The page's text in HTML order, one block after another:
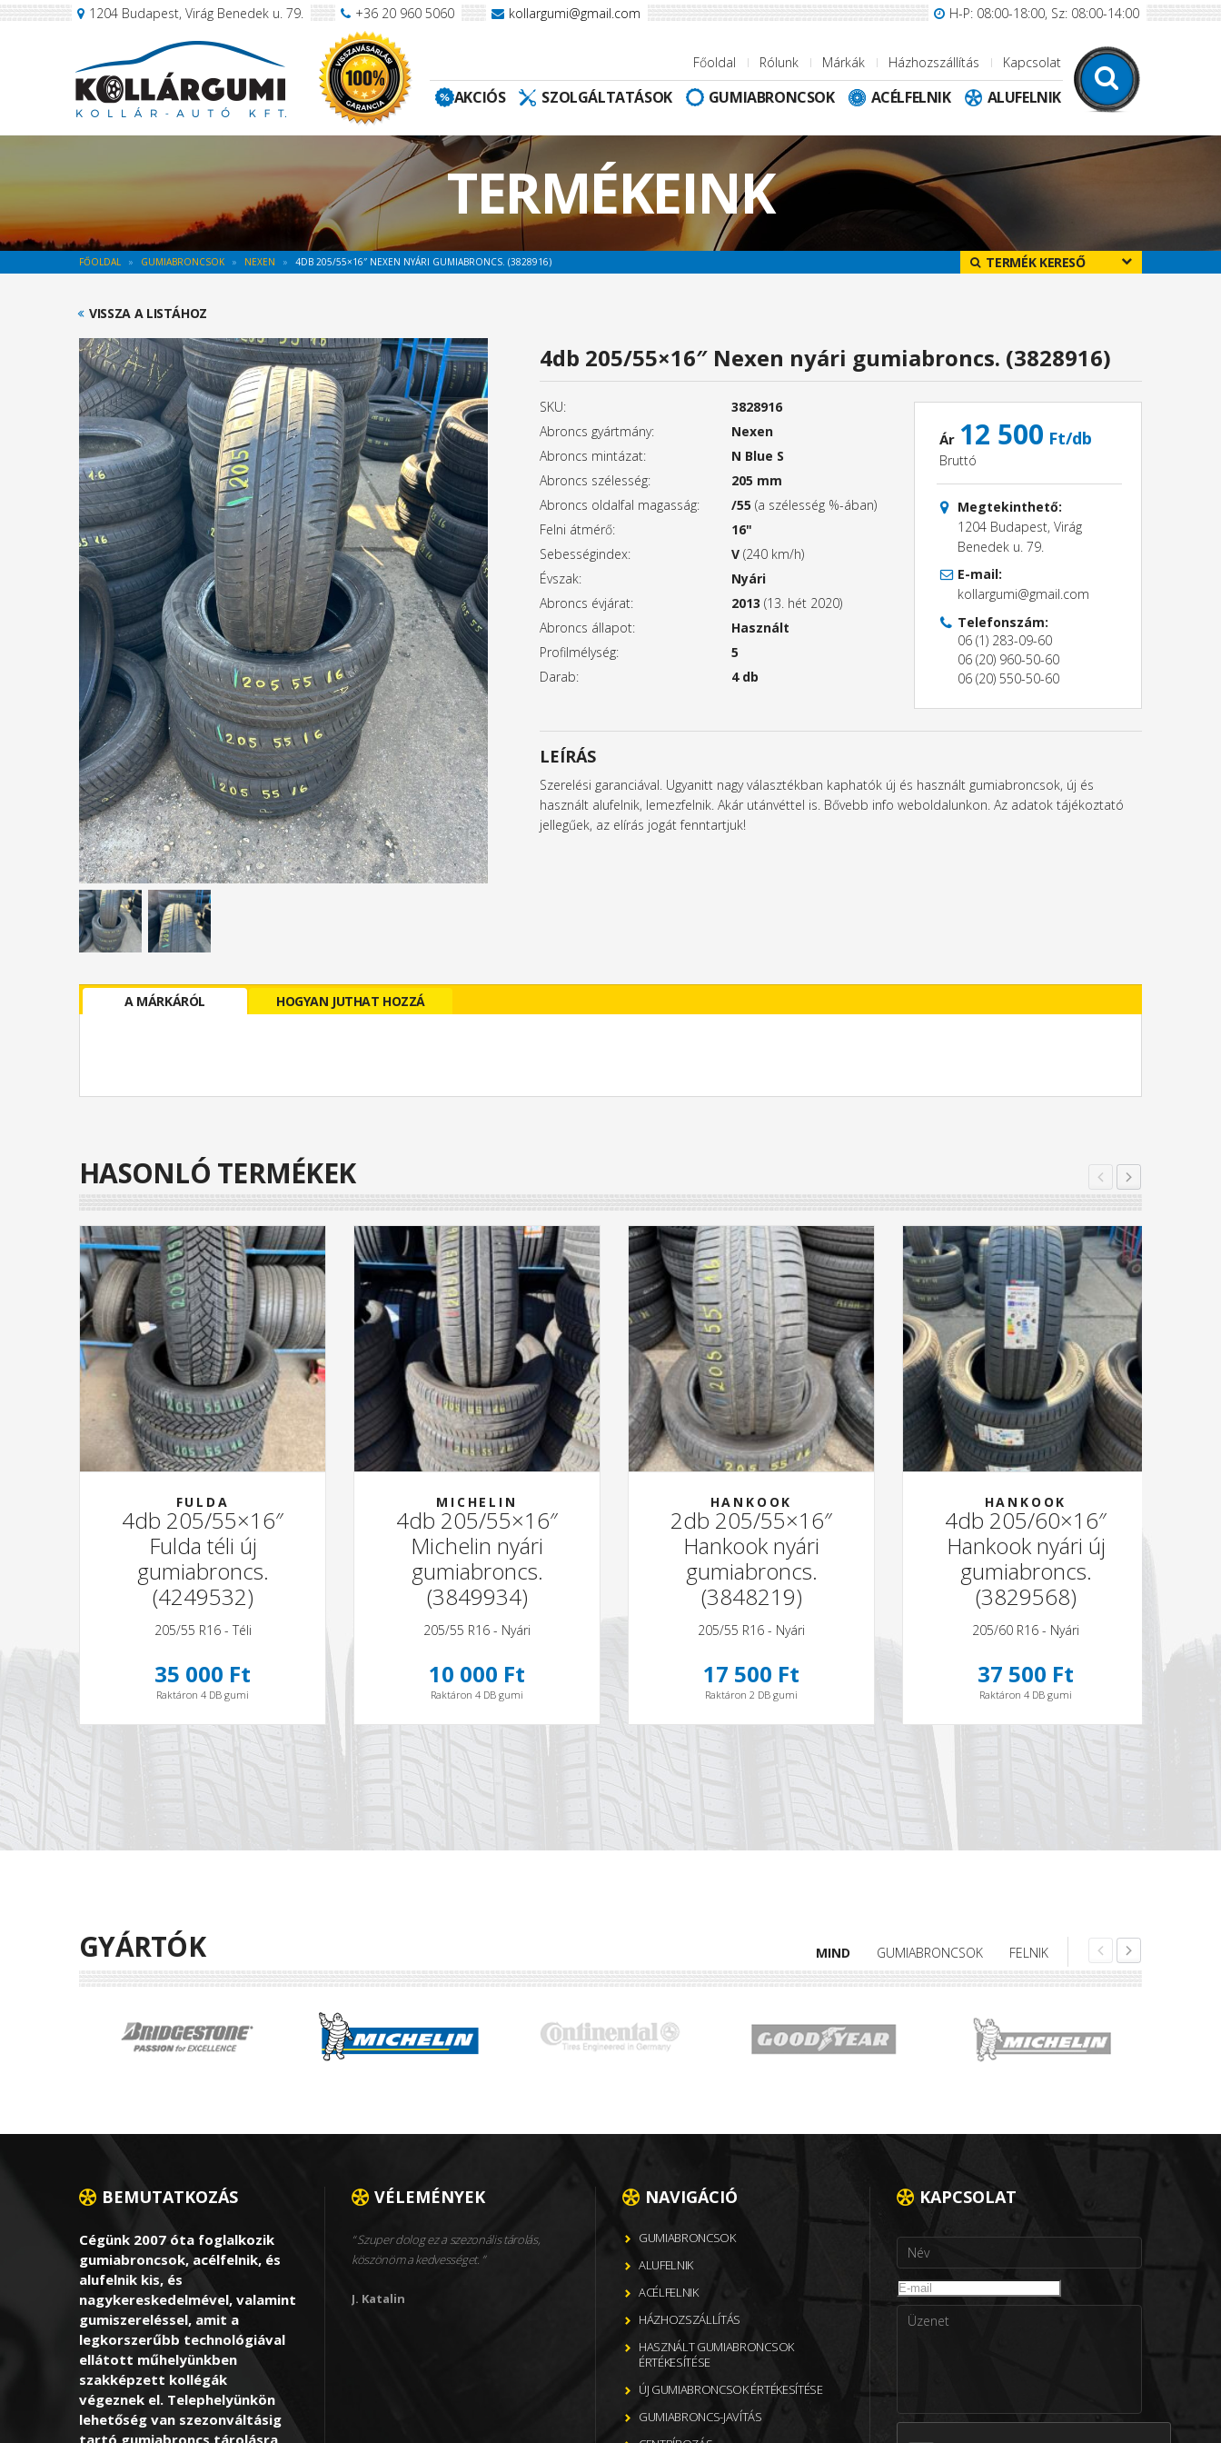
1204 Budapest, Virág Benedek u. 79. +36 20 960 5060 kollargumi@gmail.com H-P: 08:00-18:00, Sz: 08:00-14:00
Főoldal Rólunk Márkák Házhozszállítás Kapcsolat
AKCIÓS SZOLGÁLTATÁSOK GUMIABRONCSOK ACÉLFELNIK ALUFELNIK
TERMÉKEINK
FŐOLDAL GUMIABRONCSOK NEXEN 4DB 205/55×16″ NEXEN NYÁRI GUMIABRONCS. (3828916) TERMÉK KERESŐ
VISSZA A LISTÁHOZ
4db 205/55×16″ Nexen nyári gumiabroncs. (3828916)
SKU:
3828916
Abroncs gyártmány:
Nexen
Abroncs mintázat:
N Blue S
Abroncs szélesség:
205 mm
Abroncs oldalfal magasság:
/55 (a szélesség %-ában)
Felni átmérő:
16"
Sebességindex:
V(240 km/h)
Évszak:
Nyári
Abroncs évjárat:
2013 (13. hét 2020)
Abroncs állapot:
Használt
Profilmélység:
5
Darab:
4 db
Ár 12 500 Ft/db
Bruttó
Megtekinthető:
1204 Budapest, Virág
Benedek u. 79.
E-mail:
kollargumi@gmail.com
Telefonszám:
06 (1) 283-09-60
06 (20) 960-50-60
06 (20) 550-50-60
LEÍRÁS
Szerelési garanciával. Ugyanitt nagy választékban kaphatók új és használt gumiabroncsok, új és
használt alufelnik, lemezfelnik. Akár utánvéttel is. Bővebb info weboldalunkon. Az adatok tájékoztató
jellegűek, az elírás jogát fenntartjuk!
A MÁRKÁRÓL HOGYAN JUTHAT HOZZÁ
HASONLÓ TERMÉKEK
FULDA
4db 205/55×16″
Fulda téli új
gumiabroncs.
(4249532)
205/55 R16 - Téli
35 000 Ft
Raktáron 4 DB gumi
MICHELIN
4db 205/55×16″
Michelin nyári
gumiabroncs.
(3849934)
205/55 R16 - Nyári
10 000 Ft
Raktáron 4 DB gumi
HANKOOK
2db 205/55×16″
Hankook nyári
gumiabroncs.
(3848219)
205/55 R16 - Nyári
17 500 Ft
Raktáron 2 DB gumi
HANKOOK
4db 205/60×16″
Hankook nyári új
gumiabroncs.
(3829568)
205/60 R16 - Nyári
37 500 Ft
Raktáron 4 DB gumi
GYÁRTÓK MIND GUMIABRONCSOK FELNIK
BEMUTATKOZÁS
Cégünk 2007 óta foglalkozik
gumiabroncsok, acélfelnik, és
alufelnik kis, és
nagykereskedelmével, valamint
gumiszereléssel, amit a
legkorszerűbb technológiával
ellátott műhelyünkben
szakképzett kollégák
végeznek el. Telephelyünkön
lehetőség van szezonváltásig
tartó gumiabroncs tárolásra
VÉLEMÉNYEK
Szuper dolog ez a szezonális tárolás,
köszönöm a kedvességet.
J. Katalin
NAVIGÁCIÓ
GUMIABRONCSOK
ALUFELNIK
ACÉLFELNIK
HÁZHOZSZÁLLÍTÁS
HASZNÁLT GUMIABRONCSOK
ÉRTÉKESÍTÉSE
ÚJ GUMIABRONCSOK ÉRTÉKESÍTÉSE
GUMIABRONCS-JAVÍTÁS
KAPCSOLAT